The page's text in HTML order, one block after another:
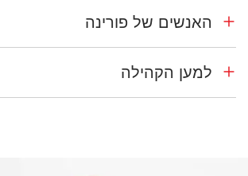
האנשים של פורינה
למען הקהילה